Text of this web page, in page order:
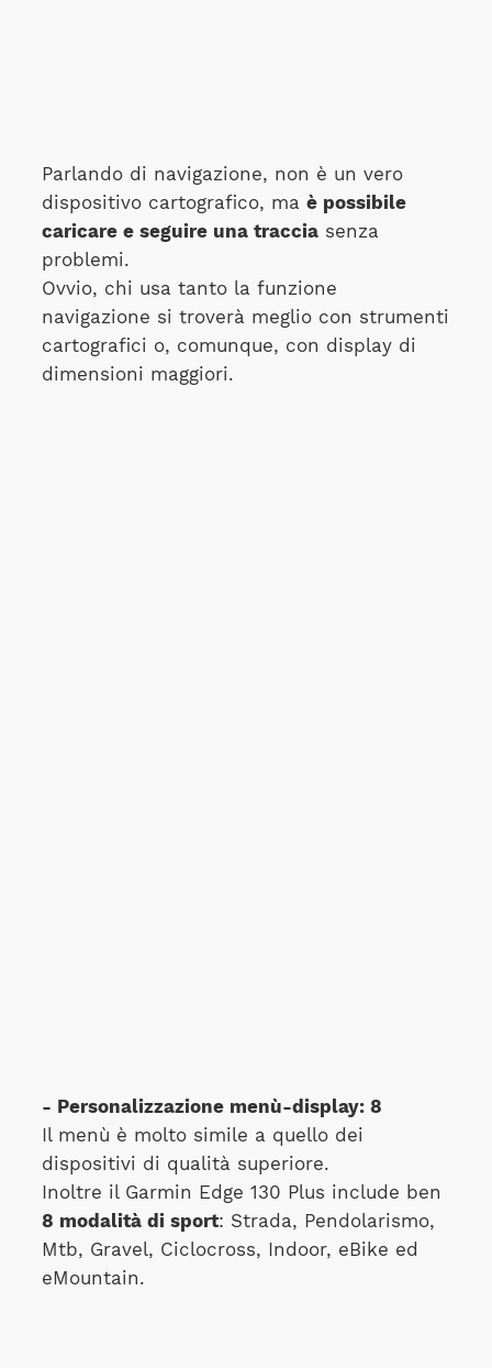
Parlando di navigazione, non è un vero
dispositivo cartografico, ma è possibile
caricare e seguire una tracciasenza
problemi.
Ovvio, chi usa tanto la funzione
navigazione si troverà meglio con strumenti
cartografici o, comunque, con display di
dimensioni maggiori.
- Personalizzazione menù-display: 8
Il menù è molto simile a quello dei
dispositivi di qualità superiore.
Inoltre il Garmin Edge 130 Plus include ben
8 modalità di sport: Strada, Pendolarismo,
Mtb, Gravel, Ciclocross, Indoor, eBike ed
eMountain.